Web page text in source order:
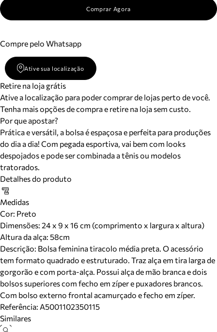
Comprar Agora
Compre pelo Whatsapp
Ative sua localização
Retire na loja grátis
Ative a localização para poder comprar de lojas perto de você.
Tenha mais opções de compra e retire na loja sem custo.
Por que apostar?
Prática e versátil, a bolsa é espaçosa e perfeita para produções
do dia a dia! Com pegada esportiva, vai bem com looks
despojados e pode ser combinada a tênis ou modelos
tratorados.
Detalhes do produto
Medidas
Cor: Preto
Dimensões: 24 x 9 x 16 cm (comprimento x largura x altura)
Altura da alça: 58cm
Descrição: Bolsa feminina tiracolo média preta. O acessório
tem formato quadrado e estruturado. Traz alça em tira larga de
gorgorão e com porta-alça. Possui alça de mão branca e dois
bolsos superiores com fecho em zíper e puxadores brancos.
Com bolso externo frontal acamurçado e fecho em zíper.
Referência: A5001102350115
Similares